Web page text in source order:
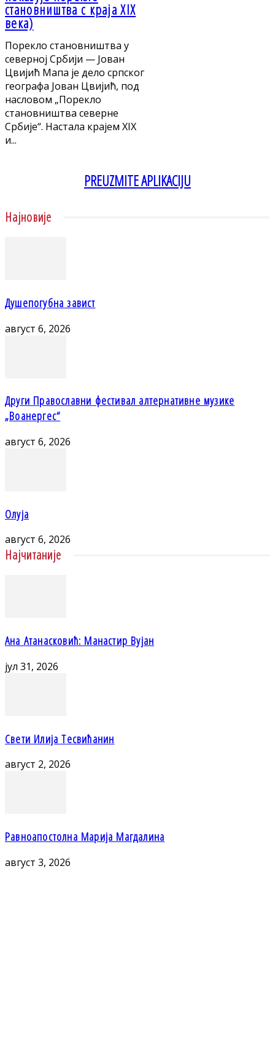
становништва с краја XIX
века)
Порекло становништва у
северној Србији — Јован
Цвијић Мапа је дело српског
географа Јован Цвијић, под
насловом „Порекло
становништва северне
Србије“. Настала крајем XIX
и...
PREUZMITE APLIKACIJU
Најновије
Душепогубна завист
август 6, 2026
Други Православни фестивал алтернативне музике
„Воанергес“
август 6, 2026
Олуја
август 6, 2026
Најчитаније
Ана Атанасковић: Манастир Вујан
јул 31, 2026
Свети Илија Тесвићанин
август 2, 2026
Равноапостолна Марија Магдалина
август 3, 2026